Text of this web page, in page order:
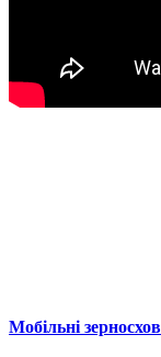
Мобільні